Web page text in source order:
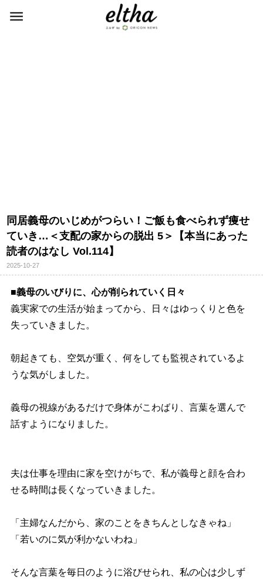
同居義母のいじめがつらい！ご飯も食べられず痩せ
ていき…＜支配の家からの脱出 5＞【本当にあった
読者のはなし Vol.114】
2025-10-27
■義母のいびりに、心が削られていく日々
義実家での生活が始まってから、日々はゆっくりと色を
失っていきました。
朝起きても、空気が重く、何をしても監視されているよ
うな気がしました。
義母の視線があるだけで身体がこわばり、言葉を選んで
話すようになりました。
夫は仕事を理由に家を空けがちで、私が義母と顔を合わ
せる時間は長くなっていきました。
「主婦なんだから、家のことをきちんとしなきゃね」
「若いのに気が利かないわね」
そんな言葉を毎日のように浴びせられ、私の心は少しず